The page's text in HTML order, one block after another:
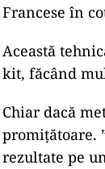
Francese în
Această
kit, făcând
Chiar dacă
promițătoare.
rezultate pe